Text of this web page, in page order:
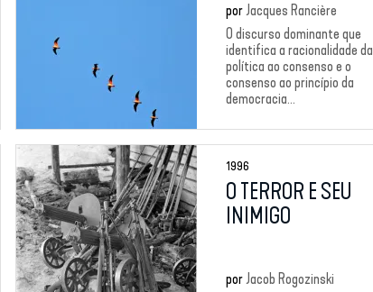
por Jacques Rancière
O discurso dominante que
identifica a racionalidade da
política ao consenso e o
consenso ao princípio da
democracia...
1996
O TERROR E SEU
INIMIGO
por Jacob Rogozinski